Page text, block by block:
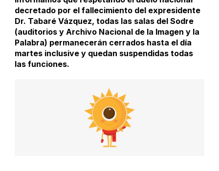
decretado por el fallecimiento del expresidente
Dr. Tabaré Vázquez, todas las salas del Sodre
(auditorios y Archivo Nacional de la Imagen y la
Palabra) permanecerán cerrados hasta el día
martes inclusive y quedan suspendidas todas
las funciones.